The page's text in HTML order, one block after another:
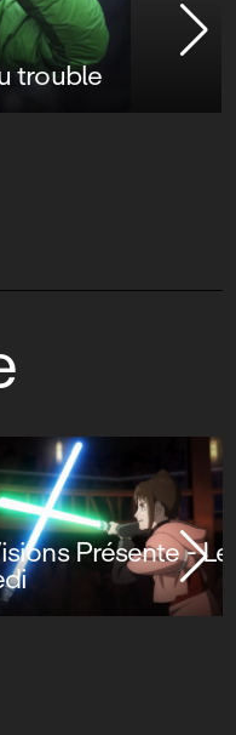
trouble
- Le